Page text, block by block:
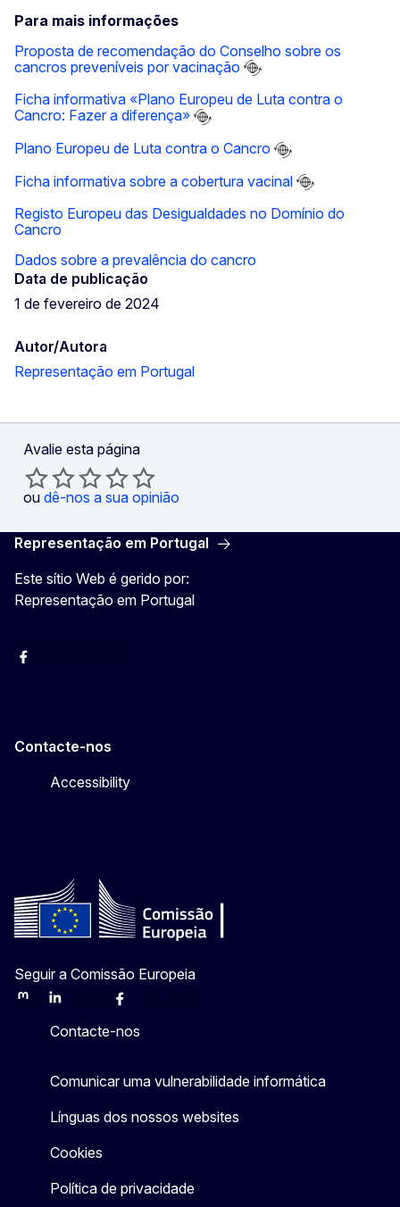
Para mais informações
Proposta de recomendação do Conselho sobre os
cancros preveníveis por vacinação
Ficha informativa «Plano Europeu de Luta contra o
Cancro: Fazer a diferença»
Plano Europeu de Luta contra o Cancro
Ficha informativa sobre a cobertura vacinal
Registo Europeu das Desigualdades no Domínio do
Cancro
Dados sobre a prevalência do cancro
Data de publicação
1 de fevereiro de 2024
Autor/Autora
Representação em Portugal
Avalie esta página
ou dê-nos a sua opinião
Representação em Portugal
Este sítio Web é gerido por:
Representação em Portugal
Facebook
Contacte-nos
Accessibility
Seguir a Comissão Europeia
MastodonLinkedInBlueskyFacebook
Contacte-nos
Comunicar uma vulnerabilidade informática
Línguas dos nossos websites
Cookies
Política de privacidade